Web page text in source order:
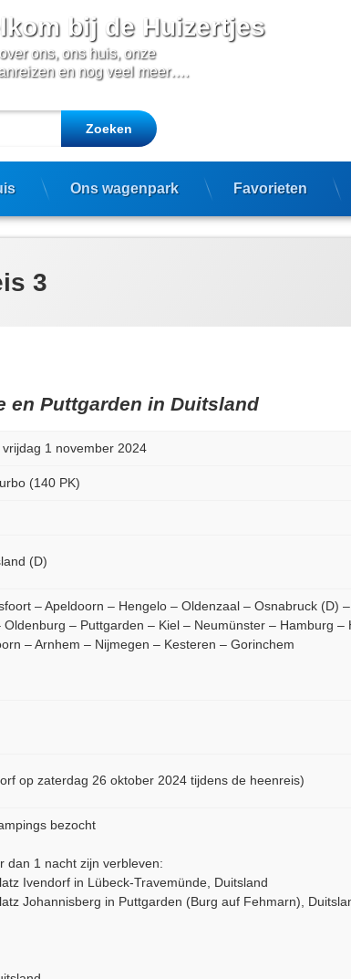
bij de Huizertjes
ons, ons huis, onze
en nog veel meer….
Ons wagenpark Favorieten
3
en Puttgarden in Duitsland
1 november 2024
(140 PK)
(D)
– Apeldoorn – Hengelo – Oldenzaal – Osnabruck (D)
– Puttgarden – Kiel – Neumünster – Hamburg
– Arnhem – Nijmegen – Kesteren – Gorinchem
op zaterdag 26 oktober 2024 tijdens de heenreis)
bezocht
dan 1 nacht zijn verbleven:
Ivendorf in Lübeck-Travemünde, Duitsland
Johannisberg in Puttgarden (Burg auf Fehmarn),